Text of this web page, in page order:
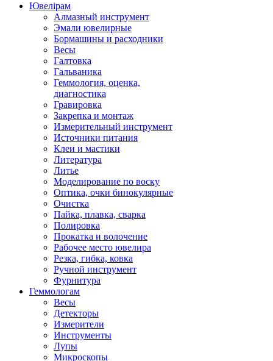
Ювелірам
Алмазный инструмент
Эмали ювелирные
Бормашины и расходники
Весы
Галтовка
Гальваника
Геммология, оценка,
диагностика
Гравировка
Закрепка и монтаж
Измерительный инструмент
Источники питания
Клеи и мастики
Литература
Литье
Моделирование по воску
Оптика, очки бинокулярные
Очистка
Пайка, плавка, сварка
Полировка
Прокатка и волочение
Рабочее место ювелира
Резка, гибка, ковка
Ручной инструмент
Фурнитура
Геммологам
Весы
Детекторы
Измерители
Инструменты
Лупы
Микроскопы